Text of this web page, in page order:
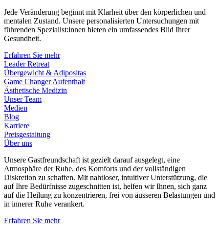
Jede Veränderung beginnt mit Klarheit über den körperlichen und
mentalen Zustand. Unsere personalisierten Untersuchungen mit
führenden Spezialist:innen bieten ein umfassendes Bild Ihrer
Gesundheit.
Erfahren Sie mehr
Leader Retreat
Übergewicht & Adipositas
Game Changer Aufenthalt
Ästhetische Medizin
Unser Team
Medien
Blog
Karriere
Preisgestaltung
Über uns
Unsere Gastfreundschaft ist gezielt darauf ausgelegt, eine
Atmosphäre der Ruhe, des Komforts und der vollständigen
Diskretion zu schaffen. Mit nahtloser, intuitiver Unterstützung, die
auf Ihre Bedürfnisse zugeschnitten ist, helfen wir Ihnen, sich ganz
auf die Heilung zu konzentrieren, frei von äusseren Belastungen und
in innerer Ruhe verankert.
Erfahren Sie mehr